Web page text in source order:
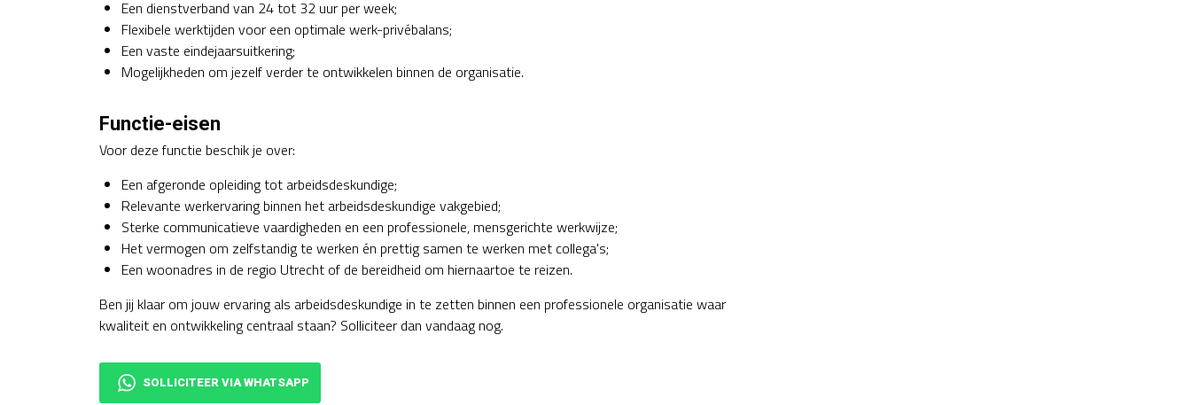
Een dienstverband van 24 tot 32 uur per week;
Flexibele werktijden voor een optimale werk-privébalans;
Een vaste eindejaarsuitkering;
Mogelijkheden om jezelf verder te ontwikkelen binnen de organisatie.
Functie-eisen
Voor deze functie beschik je over:
Een afgeronde opleiding tot arbeidsdeskundige;
Relevante werkervaring binnen het arbeidsdeskundige vakgebied;
Sterke communicatieve vaardigheden en een professionele, mensgerichte werkwijze;
Het vermogen om zelfstandig te werken én prettig samen te werken met collega's;
Een woonadres in de regio Utrecht of de bereidheid om hiernaartoe te reizen.
Ben jij klaar om jouw ervaring als arbeidsdeskundige in te zetten binnen een professionele organisatie waar
kwaliteit en ontwikkeling centraal staan? Solliciteer dan vandaag nog.
SOLLICITEER VIA WHATSAPP